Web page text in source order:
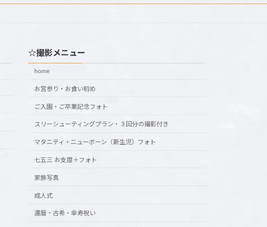
☆撮影メニュー
home
お宮参り・お食い初め
ご入園・ご卒業記念フォト
スリーシューティングプラン・３回分の撮影付き
マタニティ・ニューボーン（新生児）フォト
七五三 お支度＋フォト
家族写真
成人式
還暦・古希・傘寿祝い